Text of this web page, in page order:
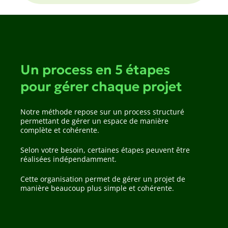
intervention réalisée de manière cohérente
jusqu’à la remise en état finale si nécessaire.
Un process en 5 étapes
pour gérer chaque projet
Notre méthode repose sur un process structuré
permettant de gérer un espace de manière
complète et cohérente.
Selon votre besoin, certaines étapes peuvent être
réalisées indépendamment.
Cette organisation permet de gérer un projet de
manière beaucoup plus simple et cohérente.